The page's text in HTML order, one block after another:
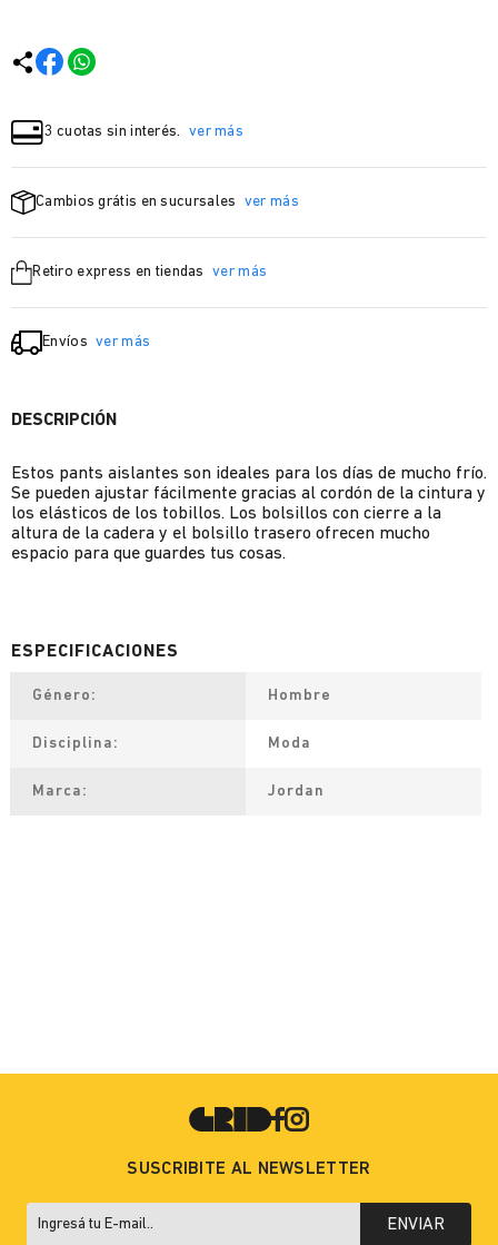
3 cuotas sin interés. ver más
Cambios grátis en sucursales ver más
Retiro express en tiendas ver más
Envíos ver más
DESCRIPCIÓN
Estos pants aislantes son ideales para los días de mucho frío.
Se pueden ajustar fácilmente gracias al cordón de la cintura y
los elásticos de los tobillos. Los bolsillos con cierre a la
altura de la cadera y el bolsillo trasero ofrecen mucho
espacio para que guardes tus cosas.
Género Hombre
Disciplina Moda
Marca Jordan
SUSCRIBITE AL NEWSLETTER
ENVIAR